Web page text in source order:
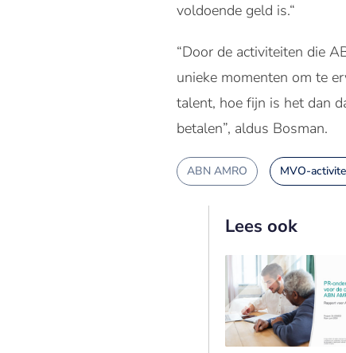
voldoende geld is.“
“Door de activiteiten die
unieke momenten om te
talent, hoe fijn is het dan
betalen”, aldus Bosman.
ABN AMRO MVO-
Lees ook